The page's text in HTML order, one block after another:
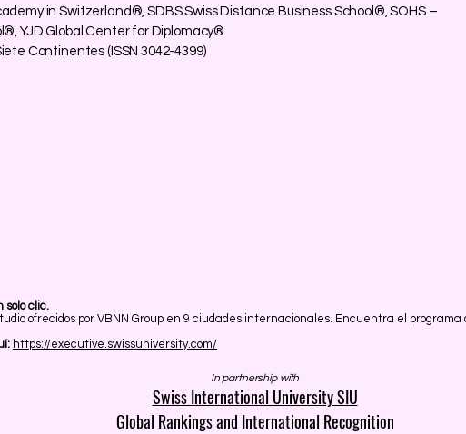
in Switzerland®, SDBS Swiss Distance Business School®, SOHS –
YJD Global Center for Diplomacy®
Continentes (ISSN 3042-4399)
solo clic.
ofrecidos por VBNN Group en 9 ciudades internacionales. Encuentra el
https://executive.swissuniversity.com/
In partnership with
Swiss International University SIU
Global Rankings and International Recognition